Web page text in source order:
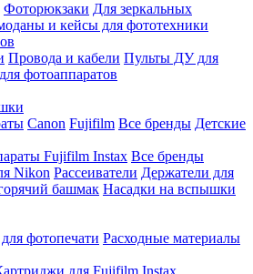
Фоторюкзаки Для зеркальных
и кейсы для фототехники
Провода и кабели Пульты ДУ для
фотоаппаратов
Canon Fujifilm Все бренды Детские
Fujifilm Instax Все бренды
Nikon Рассеиватели Держатели для
башмак Насадки на вспышки
фотопечати Расходные материалы
для Fujifilm Instax